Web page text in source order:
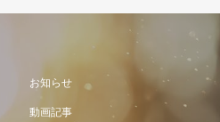
お知らせ
動画記事